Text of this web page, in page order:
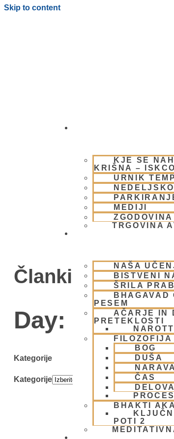
Skip to content
KJE SE
KRIŠNA –
URNIK
MEDIJI
ZGODOVINA
TRGOVINA
NAŠA
BISTVENI
ŠRILA
BHAGAVAD
PESEM
AČARJE IN
PRETEKLOSTI
FILOZOFIJA
BOG
DUŠA
NARAVA
ČAS
PROCES
BHAKTI
POTI 2
Članki
Day: 11 maja,
Kategorije
Kategorije